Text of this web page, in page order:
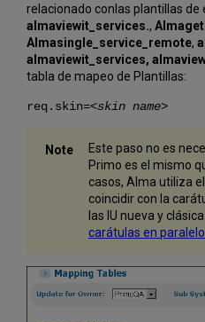
relacionado conlas plantillas de
almaviewit_services.,
Almasingle_service_remote,
almaviewit_services,
tabla de mapeo de Plantillas:
req.skin=<skin name>
Este paso no es
Primo es el mismo
casos, Alma utiliza
coincidir con la
las IU nueva y
carátulas en